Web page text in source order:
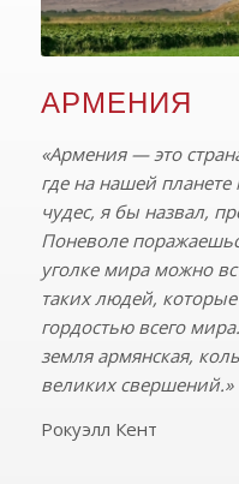
АРМЕНИЯ
«Армения — это
где на нашей
чудес, я бы назвал,
Поневоле
уголке мира можно
таких людей,
гордостью всего
земля армянская,
великих свершений.»
Рокуэлл Кент